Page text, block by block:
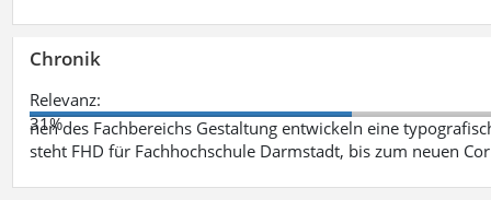
Chronik
Relevanz:
31%
nen des Fachbereichs Gestaltung entwickeln eine
steht FHD für Fachhochschule Darmstadt, bis zum neuen